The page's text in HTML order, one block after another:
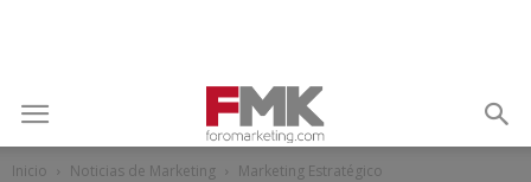
Inicio Noticias de Marketing Marketing Estratégico